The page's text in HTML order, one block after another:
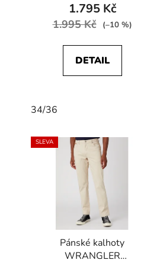
1.795 Kč
1.995 Kč (–10 %)
DETAIL
34/36
SLEVA
Pánské kalhoty
WRANGLER